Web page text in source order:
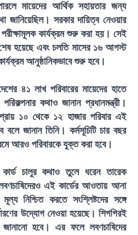
মায়েদের আর্থিক সহায়তার জন্য
জানিয়েছিল। সরকার দায়িত্ব নেওয়ার
কার্যক্রম শুরু করা হয়। সেই
হয়েছে এবং চলতি মাসের ১৬ আগস্ট
আনুষ্ঠানিকভাবে শুরু হবে।
৪১ লাখ পরিবারের মায়েদের হাতে
কথাও জানান প্রধানমন্ত্রী।
১০ থেকে ১২ হাজার পরিবার এই
জানান তিনি। কর্মসূচিটি চার বছর
আরও পরিবারকে যুক্ত করা হবে।
চালুর কথাও তুলে ধরেন তারেক
এই কার্ডের আওতায় আনা
নিশ্চিত করতে সংশ্লিষ্টদের সঙ্গে
উদ্যোগ নেওয়া হয়েছে। শিগগিরই
জানানো হবে। এর ফলে লবণচাষিদের